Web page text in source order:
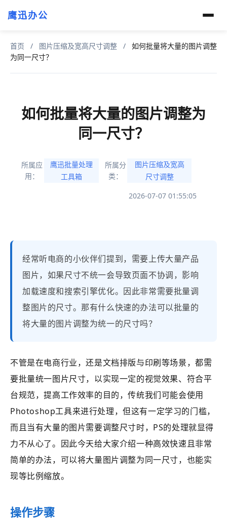
鹰迅办公
首页 / 图片压缩及宽高尺寸调整 /
如何批量将大量的图片调整
为同一尺寸？
如何批量将大量的图片调整为
同一尺寸？
所属应
用：
鹰迅批量处理
工具箱
所属分
类：
图片压缩及宽高
尺寸调整
2026-07-07 01:55:05
经常听电商的小伙伴们提到，需要上传大量产品
图片，如果尺寸不统一会导致页面不协调，影响
加载速度和搜索引擎优化。因此非常需要批量调
整图片的尺寸。那有什么快速的办法可以批量的
将大量的图片调整为统一的尺寸吗？
不管是在电商行业，还是文档排版与印刷等场景，都需
要批量统一图片尺寸，以实现一定的视觉效果、符合平
台规范，提高工作效率的目的，传统我们可能会使用
Photoshop工具来进行处理，但这有一定学习的门槛，
而且当有大量的图片需要调整尺寸时，PS的处理就显得
力不从心了。因此今天给大家介绍一种高效快速且非常
简单的办法，可以将大量图片调整为同一尺寸，也能实
现等比例缩放。
操作步骤